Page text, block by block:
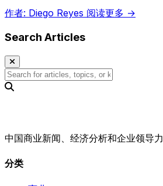
作者: Diego Reyes 阅读更多 →
Search Articles
中国商业新闻、经济分析和企业领导力
分类